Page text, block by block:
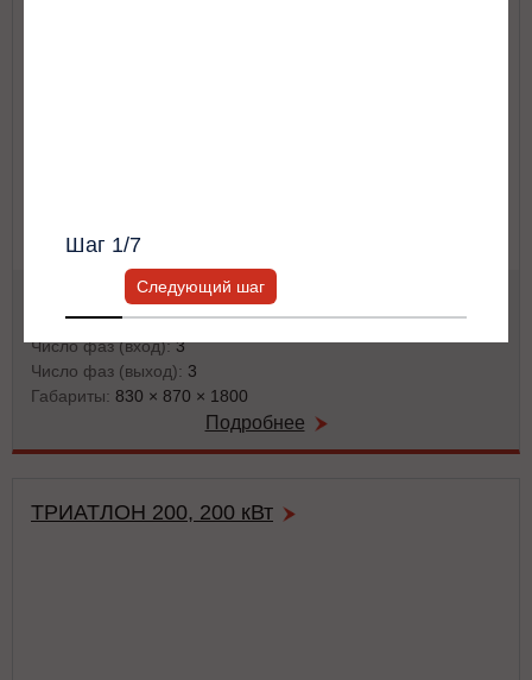
двойного преобразования (on-line)
Мощность:160 кВА / 144 кВт
Число фаз (вход):3
Число фаз (выход): 3
Габариты: 830 × 870 × 1800
Подробнее
ТРИАТЛОН 200, 200 кВт
Шаг 1/7
Следующий шаг